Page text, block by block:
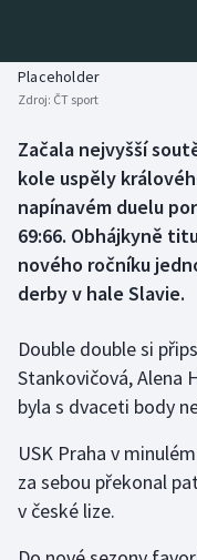
Boby a skeleton
Box
Curling
Dostihy
Florbal
Futsal
Golf
Gymnastika
Házená
AZ kvíz
Placeholder
Zdroj: ČT sport
Začala nejvyšší
kole uspěly
napínavém duelu
69:66. Obhájkyně
nového ročníku
derby v hale Slavie.
Double double si
Stankovičová, Alena
byla s dvaceti body
USK Praha v
za sebou překonal
v české lize.